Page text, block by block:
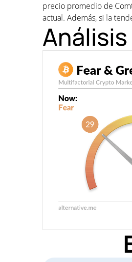
precio promedio de
actual. Además, si la